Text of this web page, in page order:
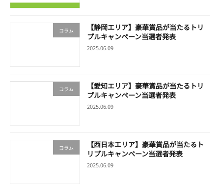
コラム
【静岡エリア】豪華賞品が当たるトリ
プルキャンペーン当選者発表
2025.06.09
コラム
【愛知エリア】豪華賞品が当たるトリ
プルキャンペーン当選者発表
2025.06.09
コラム
【西日本エリア】豪華賞品が当たるト
リプルキャンペーン当選者発表
2025.06.09